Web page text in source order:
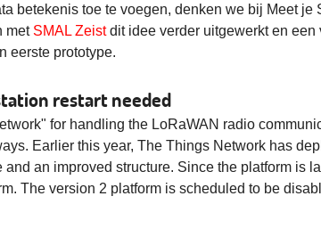
betekenis toe te voegen, denken we bij Meet
met SMAL Zeistdit idee verder uitgewerkt en een
eerste prototype.
restart needed
for handling the LoRaWAN radio
Earlier this year, The Things Network has
an improved structure. Since the platform is
The version 2 platform is scheduled to be